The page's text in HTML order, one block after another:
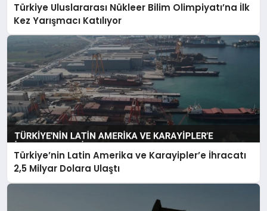
Türkiye Uluslararası Nükleer Bilim Olimpiyatı’na İlk
Kez Yarışmacı Katılıyor
Türkiye’nin Latin Amerika ve Karayipler’e İhracatı
2,5 Milyar Dolara Ulaştı